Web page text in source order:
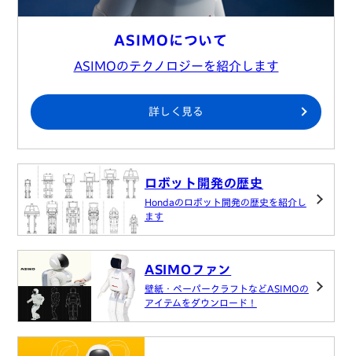
ASIMOについて
ASIMOのテクノロジーを紹介します
詳しく見る
ロボット開発の歴史
Hondaのロボット開発の歴史を紹介し
ます
ASIMOファン
壁紙・ペーパークラフトなどASIMOの
アイテムをダウンロード！